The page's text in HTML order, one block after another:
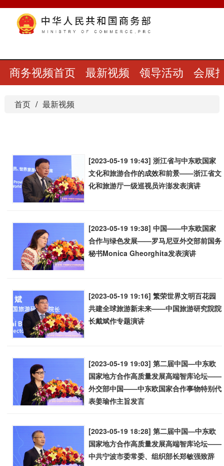
商务视频首页 最新视频 领导活动 会展
首页 最新视频
[2023-05-19 19:43] 浙江省与中东欧国家
文化和旅游合作的成效和前景——浙江省文
化和旅游厅一级巡视员许澎发表演讲
[2023-05-19 19:38] 中国——中东欧国家
合作与绿色发展——罗马尼亚外交部前国务
秘书Monica Gheorghita发表演讲
[2023-05-19 19:16] 繁荣世界文明百花园
共建全球旅游新未来——中国旅游研究院院
长戴斌作专题演讲
[2023-05-19 19:03] 第二届中国—中东欧
国家地方合作高质量发展高端智库论坛——
外交部中国——中东欧国家合作事物特别代
表姜瑜作主旨发言
[2023-05-19 18:28] 第二届中国—中东欧
国家地方合作高质量发展高端智库论坛——
中共宁波市委常委、组织部长郑敏强致辞